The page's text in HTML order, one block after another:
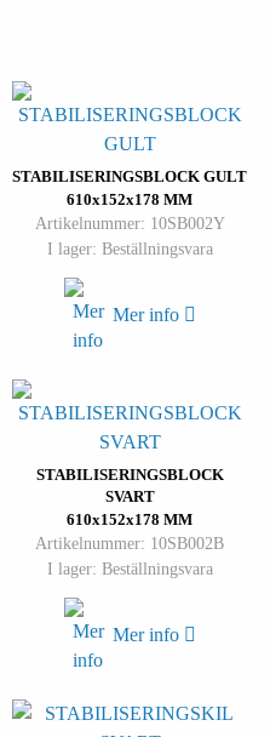
STABILISERINGSBLOCK GULT
610x152x178 MM
Artikelnummer: 10SB002Y
I lager: Beställningsvara
Mer info
STABILISERINGSBLOCK
SVART
610x152x178 MM
Artikelnummer: 10SB002B
I lager: Beställningsvara
Mer info